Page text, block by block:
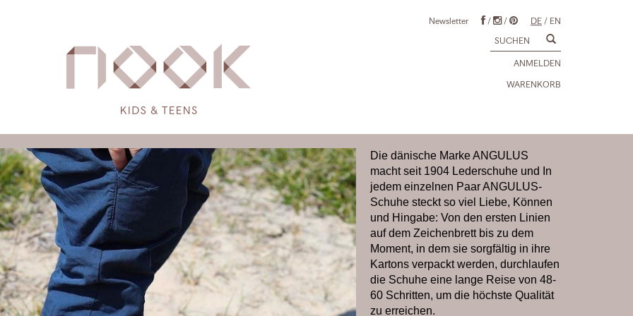
Newsletter / / DE / EN
ANMELDEN
WARENKORB
Die dänische Marke ANGULUS
macht seit 1904 Lederschuhe und In
jedem einzelnen Paar ANGULUS-
Schuhe steckt so viel Liebe, Können
und Hingabe: Von den ersten Linien
auf dem Zeichenbrett bis zu dem
Moment, in dem sie sorgfältig in ihre
Kartons verpackt werden, durchlaufen
die Schuhe eine lange Reise von 48-
60 Schritten, um die höchste Qualität
zu erreichen.